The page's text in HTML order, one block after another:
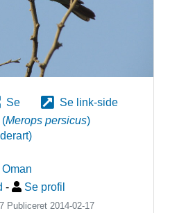
Se
Se link-side
(Merops persicus)
)
Oman
- Se profil
Publiceret 2014-02-17